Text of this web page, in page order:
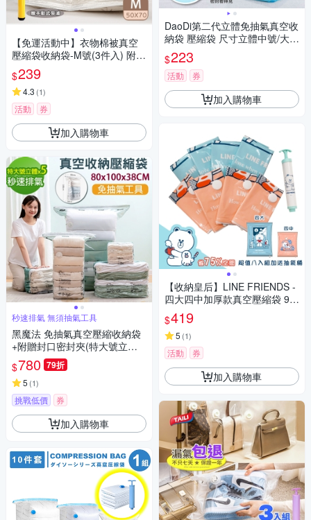
【免運活動中】衣物棉被真空
壓縮袋收納袋-M號(3件入) 附手
動式泵浦
$239
4.3 (1)
活動 券
加入購物車
秒速排氣 無須抽氣工具
黑魔法 免抽氣真空壓縮收納袋
+附贈封口密封夾(特大號立體/
組x5)
$780 79折
5 (1)
挑戰低價 券
加入購物車
DaoDi第二代立體免抽氣真空收
納袋 壓縮袋 尺寸立體中號/大號
任選
$223
活動 券
加入購物車
【收納皇后】LINE FRIENDS -
四大四中加厚款真空壓縮袋 9件
$419
5 (1)
活動 券
加入購物車